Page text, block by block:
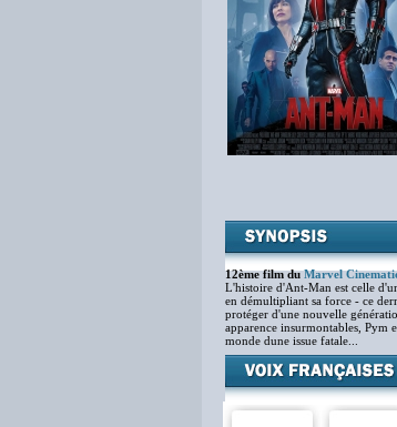
12ème film duMarvel
L'histoire d'Ant-Man est celle
en démultipliant sa force - ce
protéger d'une nouvelle
apparence insurmontables,
monde dune issue fatale...